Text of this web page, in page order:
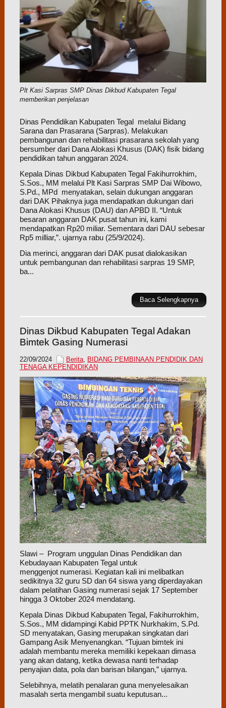
Plt Kasi Sarpras SMP Dinas Dikbud Kabupaten Tegal
memberikan penjelasan
Dinas Pendidikan Kabupaten Tegal melalui Bidang
Sarana dan Prasarana (Sarpras). Melakukan
pembangunan dan rehabilitasi prasarana sekolah yang
bersumber dari Dana Alokasi Khusus (DAK) fisik bidang
pendidikan tahun anggaran 2024.
Kepala Dinas Dikbud Kabupaten Tegal Fakihurrokhim,
S.Sos., MM melalui Plt Kasi Sarpras SMP Dai Wibowo,
S.Pd., MPd menyatakan, selain dukungan anggaran
dari DAK Pihaknya juga mendapatkan dukungan dari
Dana Alokasi Khusus (DAU) dan APBD II. “Untuk
besaran anggaran DAK pusat tahun ini, kami
mendapatkan Rp20 miliar. Sementara dari DAU sebesar
Rp5 milliar,”. ujarnya rabu (25/9/2024).
Dia merinci, anggaran dari DAK pusat dialokasikan
untuk pembangunan dan rehabilitasi sarpras 19 SMP,
ba...
Baca Selengkapnya
Dinas Dikbud Kabupaten Tegal Adakan
Bimtek Gasing Numerasi
22/09/2024 Berita, BIDANG PEMBINAAN PENDIDIK DAN
TENAGA KEPENDIDIKAN
Slawi – Program unggulan Dinas Pendidikan dan
Kebudayaan Kabupaten Tegal untuk
menggenjot numerasi. Kegiatan kali ini melibatkan
sedikitnya 32 guru SD dan 64 siswa yang diperdayakan
dalam pelatihan Gasing numerasi sejak 17 September
hingga 3 Oktober 2024 mendatang.
Kepala Dinas Dikbud Kabupaten Tegal, Fakihurrokhim,
S.Sos., MM didampingi Kabid PPTK Nurkhakim, S.Pd.
SD menyatakan, Gasing merupakan singkatan dari
Gampang Asik Menyenangkan. “Tujuan bimtek ini
adalah membantu mereka memiliki kepekaan dimasa
yang akan datang, ketika dewasa nanti terhadap
penyajian data, pola dan barisan bilangan,” ujarnya.
Selebihnya, melatih penalaran guna menyelesaikan
masalah serta mengambil suatu keputusan...